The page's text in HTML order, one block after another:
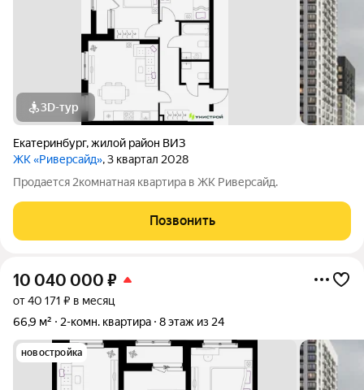
3D-тур
Екатеринбург,жилой район ВИЗ
ЖК «Риверсайд», 3 квартал 2028
Продается 2комнатная квартира в ЖК Риверсайд.
Позвонить
10 040 000 ₽
от 40 171 ₽ в месяц
66,9 м²
2-комн. квартира 8 этаж из 24
новостройка